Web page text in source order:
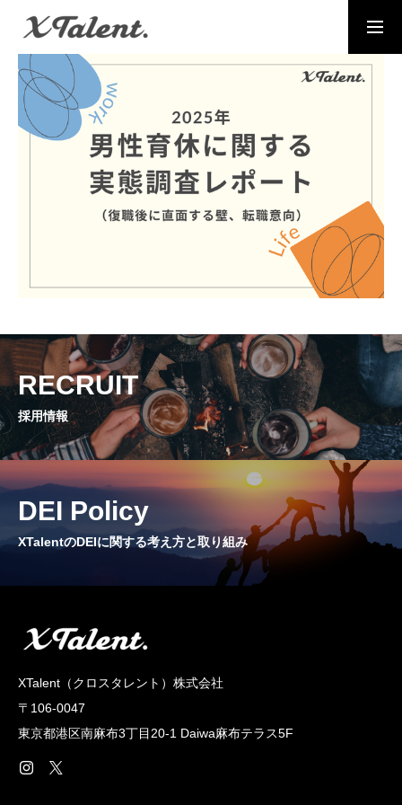
採用情報 お問い合わせ
MESSAGE
代表メッセージ
PRESIDENT
MEMBERS
社員一覧
CROSS TALK
インタビュー / 座談会
RECRUIT
採用情報
COMPANY
RECRUIT
採用情報
DEI Policy
XTalentのDEIに関する考え方と取り組み
XTalent（クロスタレント）株式会社
〒106-0047
東京都港区南麻布3丁目20‐1 Daiwa麻布テラス5F